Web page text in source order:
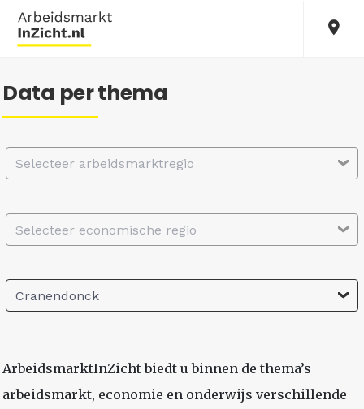
Data per thema
Selecteer arbeidsmarktregio
Selecteer economische regio
Cranendonck
ArbeidsmarktInZicht biedt u binnen de thema’s
arbeidsmarkt, economie en onderwijs verschillende